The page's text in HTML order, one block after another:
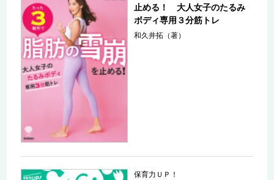
止める！ 大人女子のたるみ
ボディ専用３分筋トレ
和久井拓（著）
保育力ＵＰ！